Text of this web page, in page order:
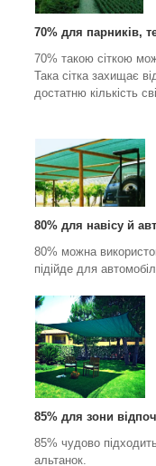
70% для парників,
70% такою сіткою
Така сітка захищає
достатню кількість
80% для навісу й
80% можна
підійде для
85% для зони
85% чудово
альтанок.